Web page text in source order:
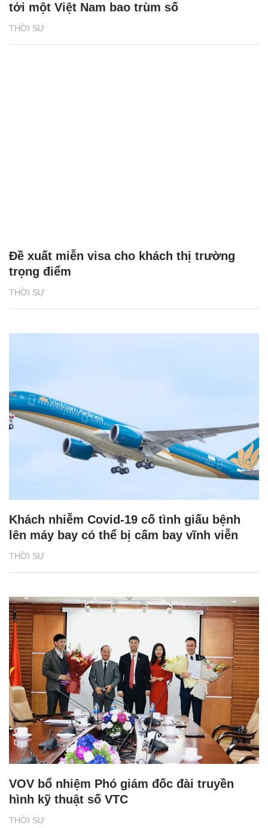
THỜI SỰ
tới một Việt Nam bao trùm số
THỜI SỰ
Đề xuất miễn visa cho khách thị trường
trọng điểm
THỜI SỰ
Khách nhiễm Covid-19 cố tình giấu bệnh
lên máy bay có thể bị cấm bay vĩnh viễn
THỜI SỰ
VOV bổ nhiệm Phó giám đốc đài truyền
hình kỹ thuật số VTC